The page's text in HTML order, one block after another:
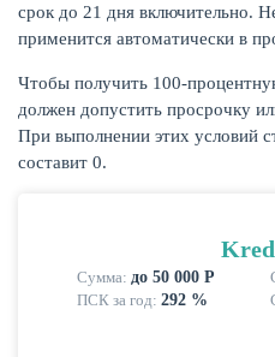
КАРТЫ
срок до 21 дня включительно.
применится автоматически в
Чтобы получить 100-
должен допустить просрочку
При выполнении этих условий
составит 0.
Сумма: до 50 000 Р
ПСК за год: 292 %